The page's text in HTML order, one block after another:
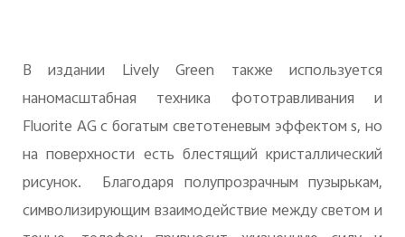
В издании Lively Green также используется
наномасштабная техника фототравливания и
Fluorite AG с богатым светотеневым эффектом s, но
на поверхности есть блестящий кристаллический
рисунок. Благодаря полупрозрачным пузырькам,
символизирующим взаимодействие между светом и